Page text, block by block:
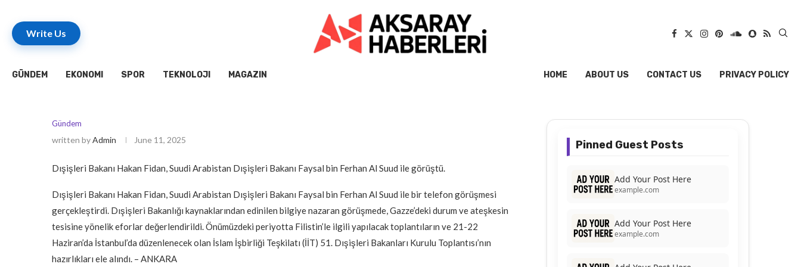
Write Us
GÜNDEM EKONOMI SPOR TEKNOLOJI MAGAZIN HOME ABOUT US CONTACT US PRIVACY POLICY
Gündem
written byAdmin June 11, 2025
Dışişleri Bakanı Hakan Fidan, Suudi Arabistan Dışişleri Bakanı Faysal bin Ferhan Al Suud ile görüştü.
Dışişleri Bakanı Hakan Fidan, Suudi Arabistan Dışişleri Bakanı Faysal bin Ferhan Al Suud ile bir telefon görüşmesi
gerçekleştirdi. Dışişleri Bakanlığı kaynaklarından edinilen bilgiye nazaran görüşmede, Gazze’deki durum ve ateşkesin
tesisine yönelik eforlar değerlendirildi. Önümüzdeki periyotta Filistin’le ilgili yapılacak toplantıların ve 21-22
Haziran’da İstanbul’da düzenlenecek olan İslam İşbirliği Teşkilatı (İİT) 51. Dışişleri Bakanları Kurulu Toplantısı’nın
hazırlıkları ele alındı. – ANKARA
Pinned Guest Posts
Add Your Post Here
example.com
Add Your Post Here
example.com